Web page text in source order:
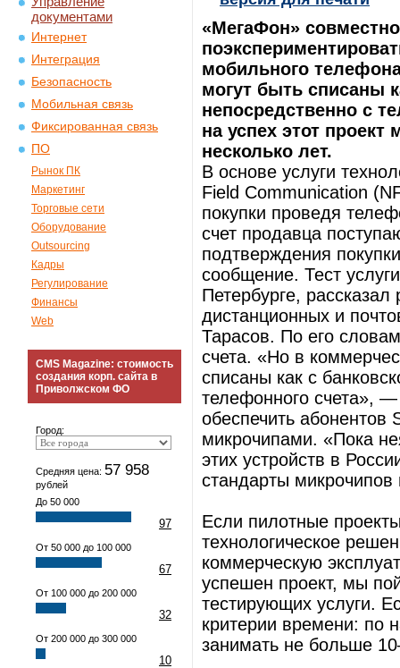
документами
Интернет
Интеграция
Безопасность
Мобильная связь
Фиксированная связь
ПО
Рынок ПК
Маркетинг
Торговые сети
Оборудование
Outsourcing
Кадры
Регулирование
Финансы
Web
CMS Magazine: стоимость
создания корп. сайта в
Приволжском ФО
Город:
Средняя цена: 57 958
рублей
До 50 000
97
От 50 000 до 100 000
67
От 100 000 до 200 000
32
От 200 000 до 300 000
10
«МегаФон»
мобильного
могут быть списаны
непосредственно с
на успех этот проект
несколько лет.
В основе услуги
Field Communication
покупки проведя
счет продавца
подтверждения
сообщение. Тест
Петербурге,
дистанционных и
Тарасов. По его
счета. «Но в
списаны как с
телефонного счета», —
обеспечить абонентов
микрочипами. «Пока
этих устройств в
стандарты
Если пилотные
технологическое
коммерческую
успешен проект, мы
тестирующих услуги.
критерии времени: по
занимать не больше